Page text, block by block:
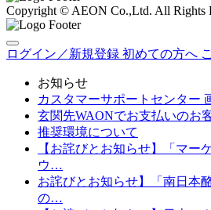
Copyright © AEON Co.,Ltd. All Rights
ログイン／新規登録 初めての方へ
お知らせ
カスタマーサポートセンター
玄関先WAONでお支払いのお
推奨環境について
【お詫びとお知らせ】「マー
ウ…
お詫びとお知らせ】「南日
の…